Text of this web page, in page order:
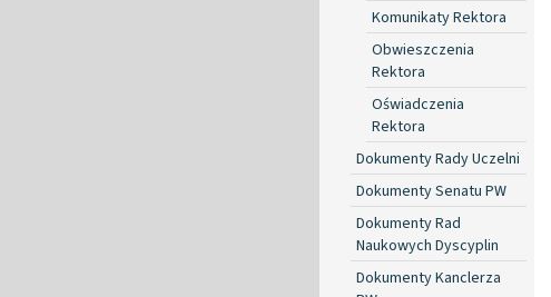
Komunikaty Rektora
Obwieszczenia
Rektora
Oświadczenia
Rektora
Dokumenty Rady Uczelni
Dokumenty Senatu PW
Dokumenty Rad
Naukowych Dyscyplin
Dokumenty Kanclerza